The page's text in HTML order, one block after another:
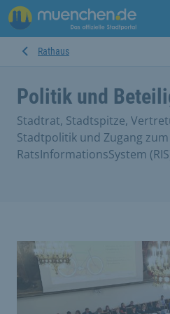
Rathaus
Politik und
Stadtrat, Stadtspitze,
Stadtpolitik und Zugang zum
RatsInformationsSystem